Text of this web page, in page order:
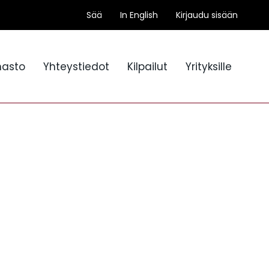
Sää In English Kirjaudu sisään
Yhteystiedot Kilpailut Yrityksille